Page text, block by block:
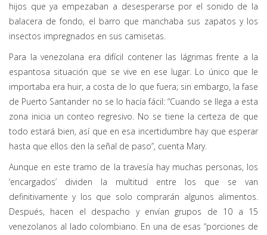
hijos que ya empezaban a desesperarse por el sonido de la
balacera de fondo, el barro que manchaba sus zapatos y los
insectos impregnados en sus camisetas.
Para la venezolana era difícil contener las lágrimas frente a la
espantosa situación que se vive en ese lugar. Lo único que le
importaba era huir, a costa de lo que fuera; sin embargo, la fase
de Puerto Santander no se lo hacía fácil: “Cuando se llega a esta
zona inicia un conteo regresivo. No se tiene la certeza de que
todo estará bien, así que en esa incertidumbre hay que esperar
hasta que ellos den la señal de paso”, cuenta Mary.
Aunque en este tramo de la travesía hay muchas personas, los
‘encargados’ dividen la multitud entre los que se van
definitivamente y los que solo comprarán algunos alimentos.
Después, hacen el despacho y envían grupos de 10 a 15
venezolanos al lado colombiano. En una de esas “porciones de